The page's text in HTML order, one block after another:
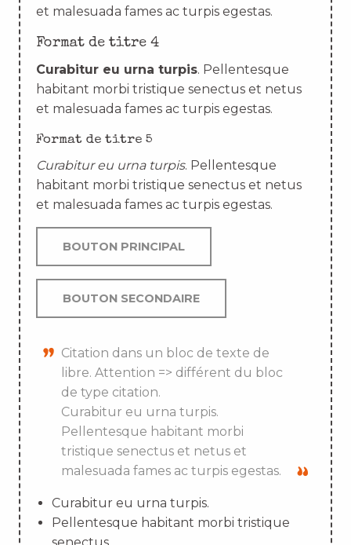
et malesuada fames ac turpis egestas.
Format de titre 4
Curabitur eu urna turpis. Pellentesque
habitant morbi tristique senectus et netus
et malesuada fames ac turpis egestas.
Format de titre 5
Curabitur eu urna turpis. Pellentesque
habitant morbi tristique senectus et netus
et malesuada fames ac turpis egestas.
BOUTON PRINCIPAL
BOUTON SECONDAIRE
Citation dans un bloc de texte de
libre. Attention => différent du bloc
de type citation.
Curabitur eu urna turpis.
Pellentesque habitant morbi
tristique senectus et netus et
malesuada fames ac turpis egestas.
Curabitur eu urna turpis.
Pellentesque habitant morbi tristique